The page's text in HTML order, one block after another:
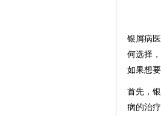
银屑病
何选择
如果想
首先，
病的治